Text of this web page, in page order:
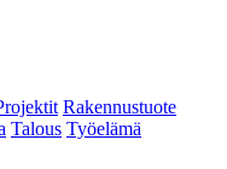
Rakennustuote
Talous Työelämä